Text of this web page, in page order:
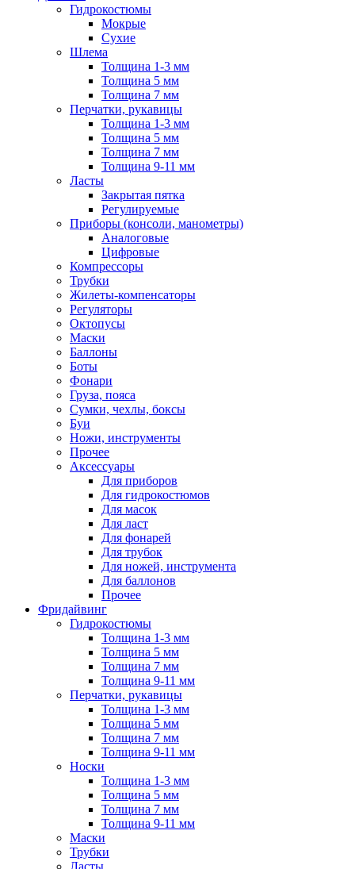
Гидрокостюмы
Мокрые
Сухие
Шлема
Толщина 1-3 мм
Толщина 5 мм
Толщина 7 мм
Перчатки, рукавицы
Толщина 1-3 мм
Толщина 5 мм
Толщина 7 мм
Толщина 9-11 мм
Ласты
Закрытая пятка
Регулируемые
Приборы (консоли, манометры)
Аналоговые
Цифровые
Компрессоры
Трубки
Жилеты-компенсаторы
Регуляторы
Октопусы
Маски
Баллоны
Боты
Фонари
Груза, пояса
Сумки, чехлы, боксы
Буи
Ножи, инструменты
Прочее
Аксессуары
Для приборов
Для гидрокостюмов
Для масок
Для ласт
Для фонарей
Для трубок
Для ножей, инструмента
Для баллонов
Прочее
Фридайвинг
Гидрокостюмы
Толщина 1-3 мм
Толщина 5 мм
Толщина 7 мм
Толщина 9-11 мм
Перчатки, рукавицы
Толщина 1-3 мм
Толщина 5 мм
Толщина 7 мм
Толщина 9-11 мм
Носки
Толщина 1-3 мм
Толщина 5 мм
Толщина 7 мм
Толщина 9-11 мм
Маски
Трубки
Ласты